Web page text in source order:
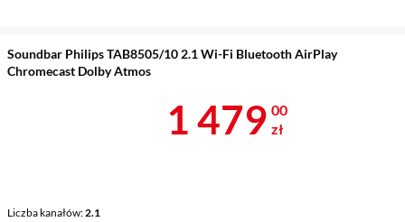
Soundbar Philips TAB8505/10 2.1 Wi-Fi Bluetooth AirPlay
Chromecast Dolby Atmos
Liczba kanałów 2.1
Cena 1 479 zł
1 479 00
zł